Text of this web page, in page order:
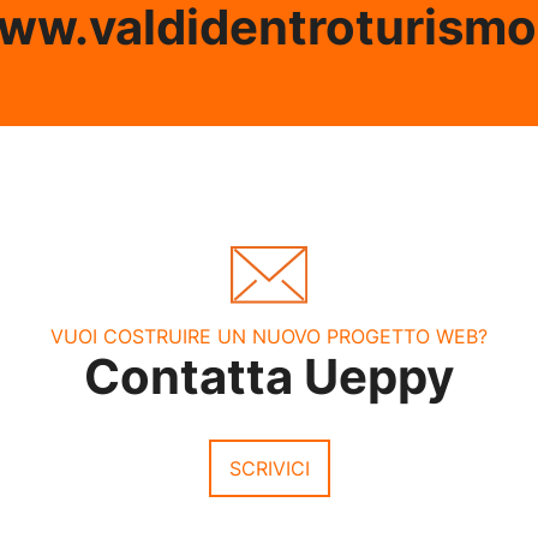
VUOI COSTRUIRE UN NUOVO PROGETTO WEB?
Contatta Ueppy
SCRIVICI